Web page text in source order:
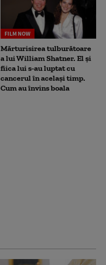
FILM NOW
Mărturisirea tulburătoare
a lui William Shatner. El și
fiica lui s-au luptat cu
cancerul în același timp.
Cum au învins boala